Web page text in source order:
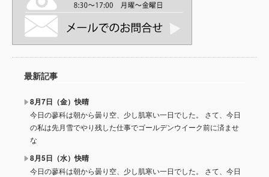
最新記事
8月7日（金）快晴
今日の蓼科は朝から曇り空、少し肌寒い一日でした。 さて、今日
の私は先月雪でやり残した仕事でゴールデンウイーク前に済ませ
な
8月5日（水）快晴
今日の蓼科は朝から曇り空、少し肌寒い一日でした。 さて、今日